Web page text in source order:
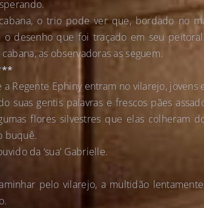
o trio pode ver que, bordado no
o desenho que foi traçado em seu
as observadoras as seguem.
Regente Ephiny entram no vilarejo, jovens
suas gentis palavras e frescos pães
flores silvestres que elas colheram
buquê.
da ‘sua’ Gabrielle.
pelo vilarejo, a multidão